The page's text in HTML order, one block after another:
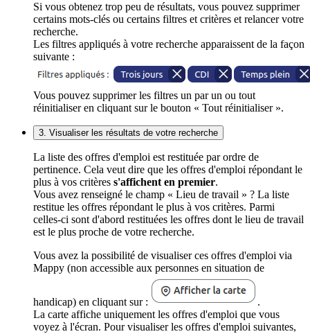
Si vous obtenez trop peu de résultats, vous pouvez supprimer
certains mots-clés ou certains filtres et critères et relancer votre
recherche.
Les filtres appliqués à votre recherche apparaissent de la façon
suivante :
Vous pouvez supprimer les filtres un par un ou tout
réinitialiser en cliquant sur le bouton « Tout réinitialiser ».
3. Visualiser les résultats de votre recherche
La liste des offres d'emploi est restituée par ordre de
pertinence. Cela veut dire que les offres d'emploi répondant le
plus à vos critères s'affichent en premier.
Vous avez renseigné le champ « Lieu de travail » ? La liste
restitue les offres répondant le plus à vos critères. Parmi
celles-ci sont d'abord restituées les offres dont le lieu de travail
est le plus proche de votre recherche.
Vous avez la possibilité de visualiser ces offres d'emploi via
Mappy (non accessible aux personnes en situation de
handicap) en cliquant sur :
.
La carte affiche uniquement les offres d'emploi que vous
voyez à l'écran. Pour visualiser les offres d'emploi suivantes,